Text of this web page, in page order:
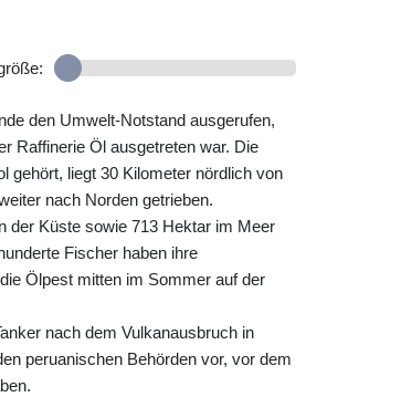
den Umwelt-Notstand ausgerufen,
Raffinerie Öl ausgetreten war. Die
gehört, liegt 30 Kilometer nördlich von
nach Norden getrieben.
der Küste sowie 713 Hektar im Meer
Fischer haben ihre
Ölpest mitten im Sommer auf der
nach dem Vulkanausbruch in
peruanischen Behörden vor, vor dem